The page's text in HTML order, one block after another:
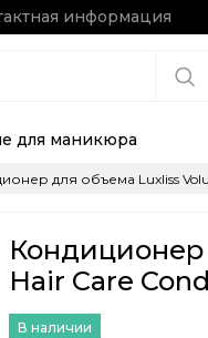
информация
для маникюра
для объема Luxliss
Hair Care
В наличии